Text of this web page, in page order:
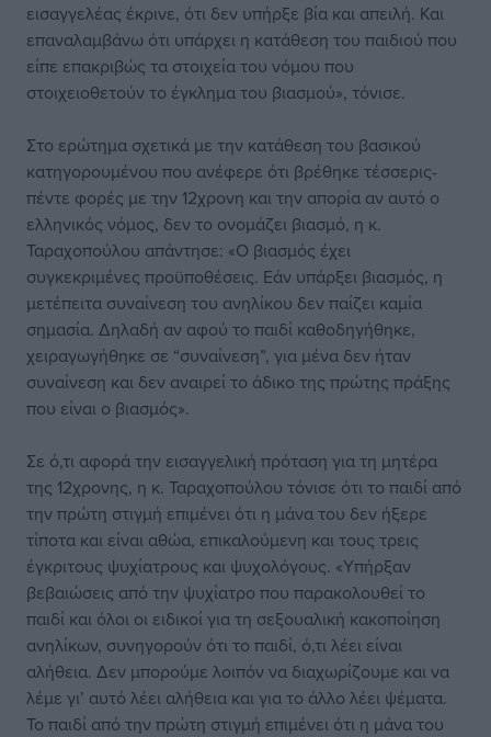
εισαγγελέας έκρινε, ότι δεν υπήρξε βία και απειλή. Και
επαναλαμβάνω ότι υπάρχει η κατάθεση του παιδιού που
είπε επακριβώς τα στοιχεία του νόμου που
στοιχειοθετούν το έγκλημα του βιασμού», τόνισε.
Στο ερώτημα σχετικά με την κατάθεση του βασικού
κατηγορουμένου που ανέφερε ότι βρέθηκε τέσσερις-
πέντε φορές με την 12χρονη και την απορία αν αυτό ο
ελληνικός νόμος, δεν το ονομάζει βιασμό, η κ.
Ταραχοπούλου απάντησε: «Ο βιασμός έχει
συγκεκριμένες προϋποθέσεις. Εάν υπάρξει βιασμός, η
μετέπειτα συναίνεση του ανηλίκου δεν παίζει καμία
σημασία. Δηλαδή αν αφού το παιδί καθοδηγήθηκε,
χειραγωγήθηκε σε “συναίνεση”, για μένα δεν ήταν
συναίνεση και δεν αναιρεί το άδικο της πρώτης πράξης
που είναι ο βιασμός».
Σε ό,τι αφορά την εισαγγελική πρόταση για τη μητέρα
της 12χρονης, η κ. Ταραχοπούλου τόνισε ότι το παιδί από
την πρώτη στιγμή επιμένει ότι η μάνα του δεν ήξερε
τίποτα και είναι αθώα, επικαλούμενη και τους τρεις
έγκριτους ψυχίατρους και ψυχολόγους. «Υπήρξαν
βεβαιώσεις από την ψυχίατρο που παρακολουθεί το
παιδί και όλοι οι ειδικοί για τη σεξουαλική κακοποίηση
ανηλίκων, συνηγορούν ότι το παιδί, ό,τι λέει είναι
αλήθεια. Δεν μπορούμε λοιπόν να διαχωρίζουμε και να
λέμε γι’ αυτό λέει αλήθεια και για το άλλο λέει ψέματα.
Το παιδί από την πρώτη στιγμή επιμένει ότι η μάνα του